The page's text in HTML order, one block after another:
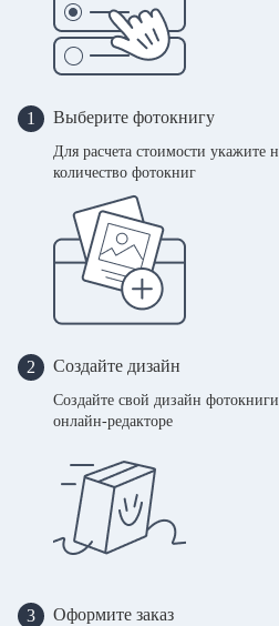
1 Выберите фотокнигу
Для расчета стоимости укажите
количество фотокниг
2 Создайте дизайн
Создайте свой дизайн
онлайн-редакторе
3 Оформите заказ